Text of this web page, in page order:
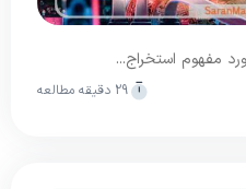
مفهوم استخراج...
29 دقیقه مطالعه